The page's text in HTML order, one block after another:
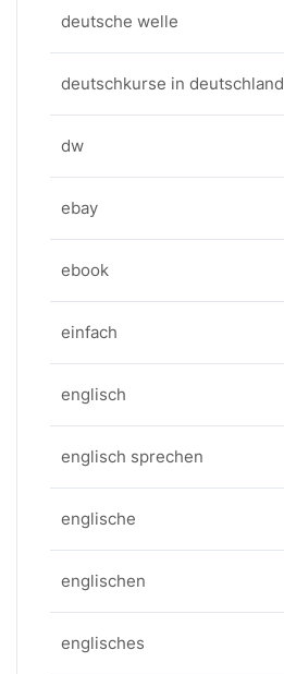
deutsche welle
deutschkurse in deutschland
dw
ebay
ebook
einfach
englisch
englisch sprechen
englische
englischen
englisches